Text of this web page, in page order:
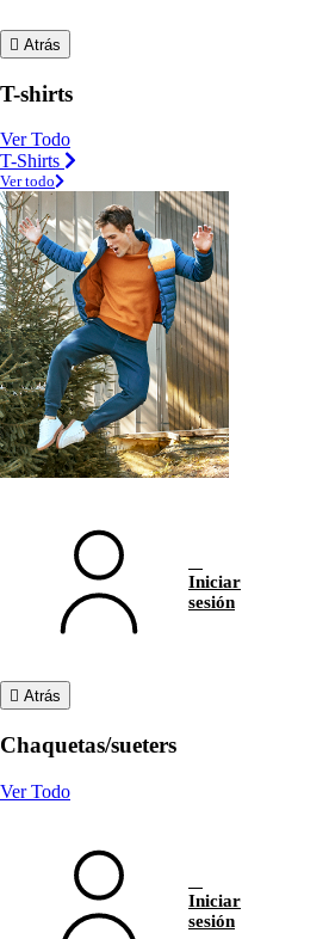
Atrás
T-shirts
Ver Todo
T-Shirts
Ver todo
Iniciar
sesión
Atrás
Chaquetas/sueters
Ver Todo
Iniciar
sesión